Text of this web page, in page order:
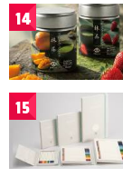
14
15